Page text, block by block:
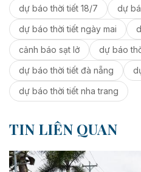
dự báo thời tiết 18/7
dự
dự báo thời tiết ngày mai
cảnh báo sạt lở
dự báo
dự báo thời tiết đà nẵng
dự báo thời tiết nha trang
TIN LIÊN QUAN